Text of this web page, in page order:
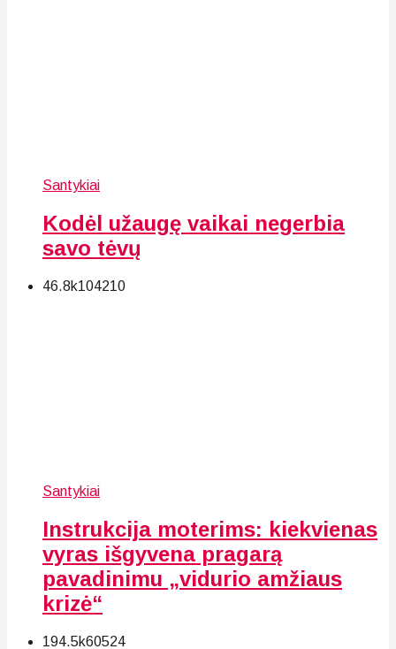
Santykiai
Kodėl užaugę vaikai negerbia
savo tėvų
46.8k104210
Santykiai
Instrukcija moterims: kiekvienas
vyras išgyvena pragarą
pavadinimu „vidurio amžiaus
krizė“
194.5k60524